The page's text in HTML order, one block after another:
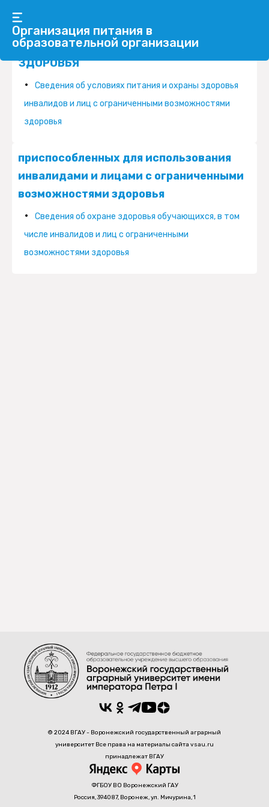
Организация питания в
образовательной организации
О СПЕЦИАЛЬНЫХ УСЛОВИЯХ ПИТАНИЯ, О
СПЕЦИАЛЬНЫХ УСЛОВИЯХ ОХРАНЫ
ЗДОРОВЬЯ
Cведения об условиях питания и охраны здоровья
инвалидов и лиц с ограниченными возможностями
здоровья
приспособленных для использования
инвалидами и лицами с ограниченными
возможностями здоровья
Сведения об охране здоровья обучающихся, в том
числе инвалидов и лиц с ограниченными
возможностями здоровья
© 2024 ВГАУ - Воронежский государственный аграрный
университет Все права на материалы сайта vsau.ru
принадлежат ВГАУ
ФГБОУ ВО Воронежский ГАУ
Россия, 394087, Воронеж, ул. Мичурина, 1